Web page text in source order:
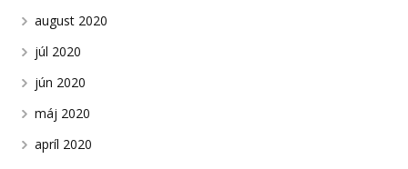
august 2020
júl 2020
jún 2020
máj 2020
apríl 2020